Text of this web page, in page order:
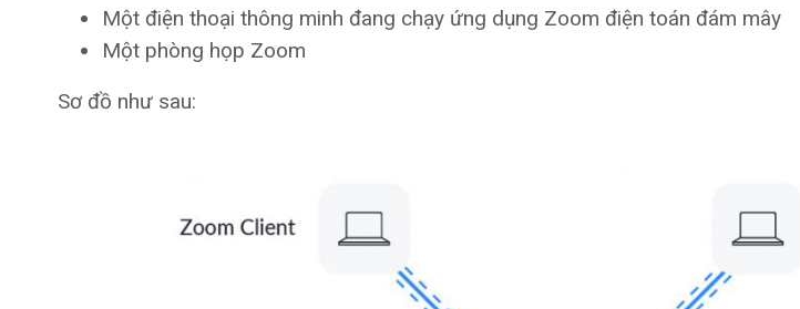
Một điện thoại thông minh đang chạy ứng dụng Zoom điện toán đám mây
Một phòng họp Zoom
Sơ đồ như sau: